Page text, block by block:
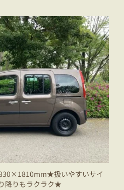
扱いやすいサイ
降りもラクラク★